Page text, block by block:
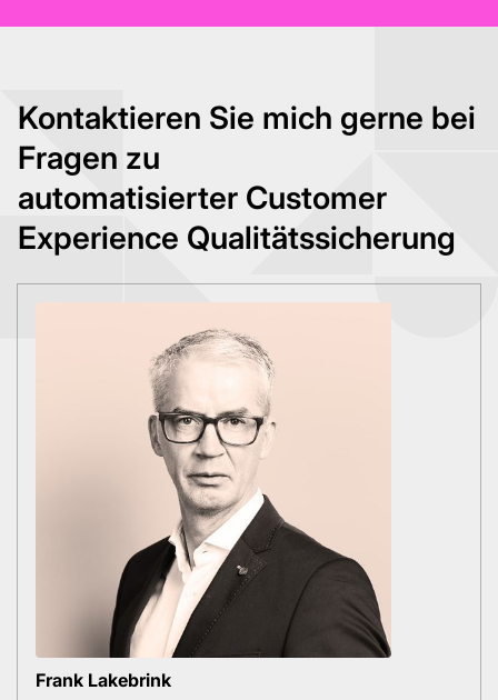
Kontaktieren Sie mich gerne bei
Fragen zu
automatisierter Customer
Experience Qualitätssicherung
Frank Lakebrink